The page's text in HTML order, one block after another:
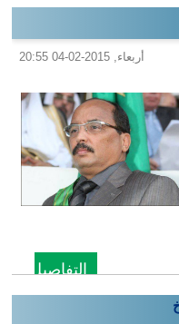
أربعاء, 2015-02-04 20:55
التفاصيل